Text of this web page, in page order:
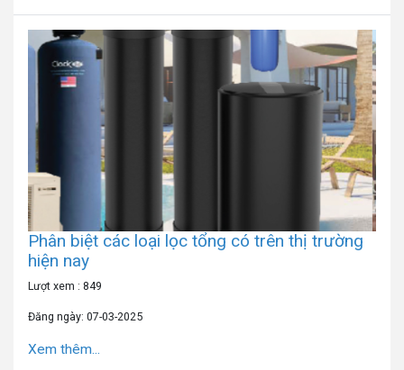
Phân biệt các loại lọc tổng có trên thị trường
hiện nay
Lượt xem : 849
Đăng ngày: 07-03-2025
Xem thêm...